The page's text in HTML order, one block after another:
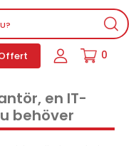
0
en IT-
behöver